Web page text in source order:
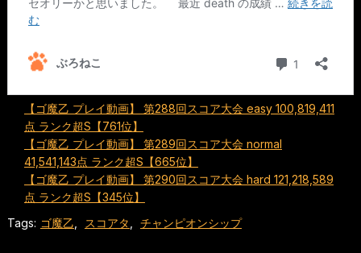
【ゴ魔乙 プレイ動画】 第288回スコア大会 easy 100,819,411
点 ランク超S【761位】
【ゴ魔乙 プレイ動画】 第289回スコア大会 normal
41,541,143点 ランク超S【665位】
【ゴ魔乙 プレイ動画】 第290回スコア大会 hard 121,218,589
点 ランク超S【345位】
Tags: ゴ魔乙 スコアタ チャンピオンシップ